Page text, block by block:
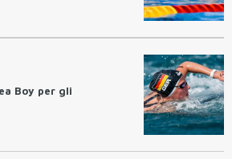
Boy per gli